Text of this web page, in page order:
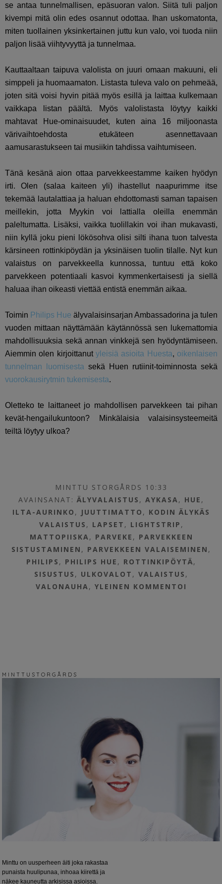
se antaa tunnelmallisen, epäsuoran valon. Siitä tuli paljon
kivempi mitä olin edes osannut odottaa. Ihan uskomatonta,
miten tuollainen yksinkertainen juttu kun valo, voi tuoda niin
paljon lisää viihtyvyyttä ja tunnelmaa.
Kauttaaltaan taipuva valolista on juuri omaan makuuni, eli
simppeli ja huomaamaton. Listasta tuleva valo on pehmeää,
joten sitä voisi hyvin pitää myös esillä ja laittaa kulkemaan
vaikkapa listan päältä. Myös valolistasta löytyy kaikki
mahtavat Hue-ominaisuudet, kuten aina 16 miljoonasta
värivaihtoehdosta etukäteen asennettavaan
aamusarastukseen tai musiikin tahdissa vaihtumiseen.
Tänä kesänä aion ottaa parvekkeestamme kaiken hyödyn
irti. Olen (salaa kaiteen yli) ihastellut naapurimme itse
tekemää lautalattiaa ja haluan ehdottomasti saman tapaisen
meillekin, jotta Myykin voi lattialla oleilla enemmän
paleltumatta. Lisäksi, vaikka tuolillakin voi ihan mukavasti,
niin kyllä joku pieni lökösohva olisi silti ihana tuon talvesta
kärsineen rottinkipöydän ja yksinäisen tuolin tilalle. Nyt kun
valaistus on parvekkeella kunnossa, tuntuu että koko
parvekkeen potentiaali kasvoi kymmenkertaisesti ja siellä
haluaa ihan oikeasti viettää entistä enemmän aikaa.
Toimin Philips Hue älyvalaisinsarjan Ambassadorina ja tulen
vuoden mittaan näyttämään käytännössä sen lukemattomia
mahdollisuuksia sekä annan vinkkejä sen hyödyntämiseen.
Aiemmin olen kirjoittanutyleisiä asioita Huesta, oikenlaisen
tunnelman luomisesta sekä Huen rutiinit-toiminnosta sekä
vuorokausirytmin tukemisesta.
Oletteko te laittaneet jo mahdollisen parvekkeen tai pihan
kevät-hengailukuntoon? Minkälaisia valaisinsysteemeitä
teiltä löytyy ulkoa?
MINTTU STORGÅRDS 10:33
AVAINSANAT:ÄLYVALAISTUS ,AYKASA, HUE ,
ILTA-AURINKO , JUUTTIMATTO , KODIN ÄLYKÄS
VALAISTUS , LAPSET , LIGHTSTRIP ,
MATTOPIISKA, PARVEKE , PARVEKKEEN
SISTUSTAMINEN , PARVEKKEEN VALAISEMINEN ,
PHILIPS , PHILIPS HUE , ROTTINKIPÖYTÄ,
SISUSTUS , ULKOVALOT ,VALAISTUS ,
VALONAUHA,YLEINEN KOMMENTOI
M I N T T U S T O R G Å R D S
Minttu on uusperheen äiti joka rakastaa
punaista huulipunaa, inhoaa kiirettä ja
näkee kauneutta arkisissa asioissa.